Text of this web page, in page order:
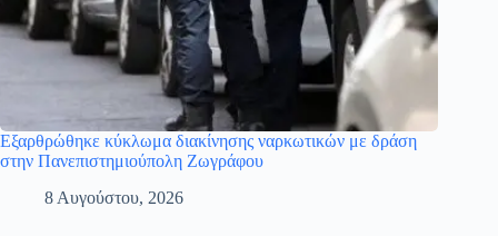
Εξαρθρώθηκε κύκλωμα διακίνησης ναρκωτικών με δράση
στην Πανεπιστημιούπολη Ζωγράφου
8 Αυγούστου, 2026